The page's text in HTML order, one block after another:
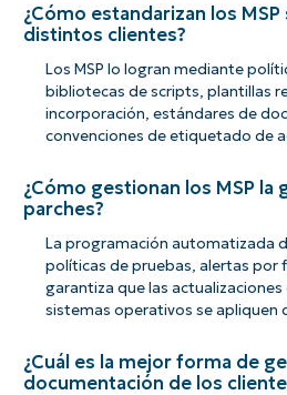
¿Cómo estandarizan los
distintos clientes?
Los MSP lo logran mediante
bibliotecas de scripts, plantillas
incorporación, estándares de
convenciones de etiquetado de
¿Cómo gestionan los MSP la
parches?
La programación automatizada
políticas de pruebas, alertas por
garantiza que las
sistemas operativos se apliquen
¿Cuál es la mejor forma de
documentación de los